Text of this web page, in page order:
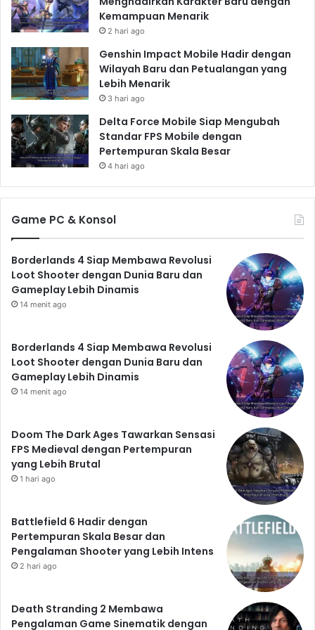
Tempur yang Tak
Terlupakan
Metalstorm adalah game simulasi penerbangan
tempur yang wajib dicoba bagi para penggemar genre
ini. Dengan gameplay yang seru, grafik dan suara yang
akan membawamu ke dunia pertempuran udara yang
menegangkan dan tak terlupakan. Rasakan sensasi
menjadi pilot jet tempur handal, mengendalikan
pesawat canggih, dan menghadapi tantangan
pertempuran udara yang akan menguji
kemampuanmu hingga batasnya. Segera unduh
Metalstorm dan rasakan sensasi menjadi penguasa
langit!
Kemampuan Menarik
2 hari ago
Genshin Impact Mobile Hadir dengan
Wilayah Baru dan Petualangan yang
Lebih Menarik
3 hari ago
Delta Force Mobile Siap Mengubah
Standar FPS Mobile dengan
Pertempuran Skala Besar
4 hari ago
Game PC & Konsol
Borderlands 4 Siap Membawa Revolusi
Loot Shooter dengan Dunia Baru dan
Gameplay Lebih Dinamis
14 menit ago
Borderlands 4 Siap Membawa Revolusi
Loot Shooter dengan Dunia Baru dan
Gameplay Lebih Dinamis
14 menit ago
Doom The Dark Ages Tawarkan Sensasi
FPS Medieval dengan Pertempuran
yang Lebih Brutal
1 hari ago
Battlefield 6 Hadir dengan
Pertempuran Skala Besar dan
Pengalaman Shooter yang Lebih Intens
2 hari ago
Death Stranding 2 Membawa
Pengalaman Game Sinematik dengan